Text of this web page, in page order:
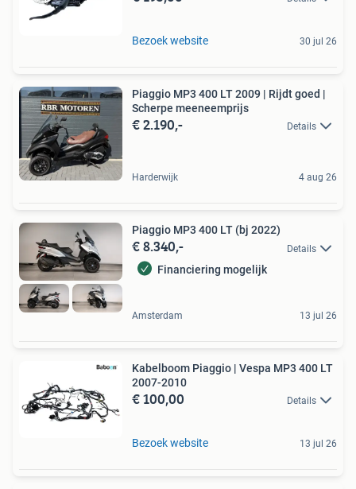
Bezoek website 30 jul 26
Piaggio MP3 400 LT 2009 | Rijdt goed |
Scherpe meeneemprijs
€ 2.190,- Details
Harderwijk 4 aug 26
Piaggio MP3 400 LT (bj 2022)
€ 8.340,- Details
Financiering mogelijk
Amsterdam 13 jul 26
Kabelboom Piaggio | Vespa MP3 400 LT
2007-2010
€ 100,00 Details
Bezoek website 13 jul 26